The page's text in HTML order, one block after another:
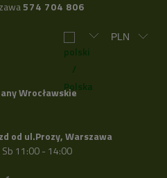
574 704 806
Wrocławskie
od ul.Prozy, Warszawa
11:00 - 14:00